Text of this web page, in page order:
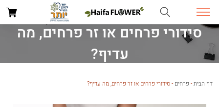
סידורי פרחים או זר פרחים, מה
עדיף?
דף הבית- פרחים -סידורי פרחים או זר פרחים, מה עדיף?